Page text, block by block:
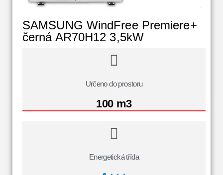
SAMSUNG WindFree Premiere+
černá AR70H12 3,5kW
Určeno do prostoru
100 m3
Energetická třída